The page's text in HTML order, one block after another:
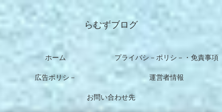
らむずブログ
ホーム プライバシ－ポリシ－・免責事項
広告ポリシ－ 運営者情報
お問い合わせ先